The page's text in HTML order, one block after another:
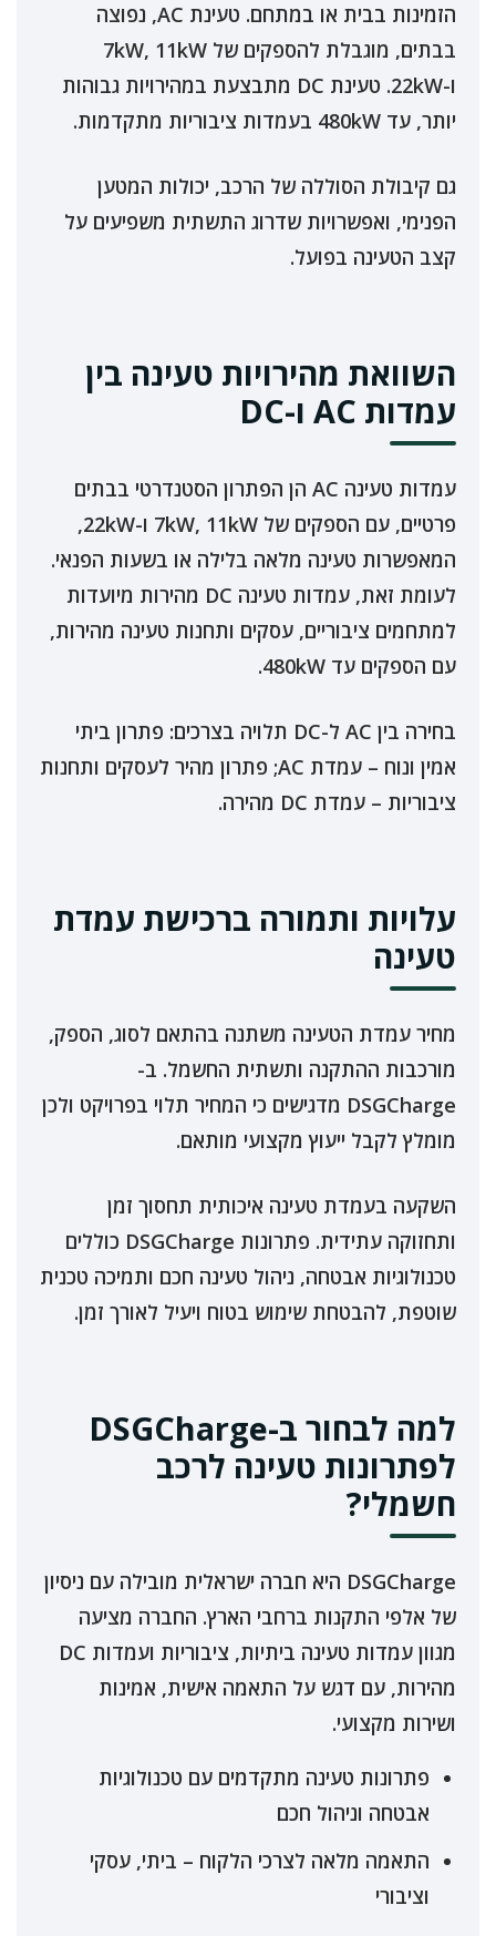
הזמינות בבית או במתחם. טעינת AC, נפוצה
בבתים, מוגבלת להספקים של 7kW, 11kW
ו-22kW. טעינת DC מתבצעת במהירויות גבוהות
יותר, עד 480kW בעמדות ציבוריות מתקדמות.
גם קיבולת הסוללה של הרכב, יכולות המטען
הפנימי, ואפשרויות שדרוג התשתית משפיעים על
קצב הטעינה בפועל.
השוואת מהירויות טעינה בין
עמדות AC ו-DC
עמדות טעינה AC הן הפתרון הסטנדרטי בבתים
פרטיים, עם הספקים של 7kW, 11kW ו-22kW,
המאפשרות טעינה מלאה בלילה או בשעות הפנאי.
לעומת זאת, עמדות טעינה DC מהירות מיועדות
למתחמים ציבוריים, עסקים ותחנות טעינה מהירות,
עם הספקים עד 480kW.
בחירה בין AC ל-DC תלויה בצרכים: פתרון ביתי
אמין ונוח – עמדת AC; פתרון מהיר לעסקים ותחנות
ציבוריות – עמדת DC מהירה.
עלויות ותמורה ברכישת עמדת
טעינה
מחיר עמדת הטעינה משתנה בהתאם לסוג, הספק,
מורכבות ההתקנה ותשתית החשמל. ב-
DSGCharge מדגישים כי המחיר תלוי בפרויקט ולכן
מומלץ לקבל ייעוץ מקצועי מותאם.
השקעה בעמדת טעינה איכותית תחסוך זמן
ותחזוקה עתידית. פתרונות DSGCharge כוללים
טכנולוגיות אבטחה, ניהול טעינה חכם ותמיכה טכנית
שוטפת, להבטחת שימוש בטוח ויעיל לאורך זמן.
למה לבחור ב-DSGCharge
לפתרונות טעינה לרכב
חשמלי?
DSGCharge היא חברה ישראלית מובילה עם ניסיון
של אלפי התקנות ברחבי הארץ. החברה מציעה
מגוון עמדות טעינה ביתיות, ציבוריות ועמדות DC
מהירות, עם דגש על התאמה אישית, אמינות
ושירות מקצועי.
פתרונות טעינה מתקדמים עם טכנולוגיות
אבטחה וניהול חכם
התאמה מלאה לצרכי הלקוח – ביתי, עסקי
וציבורי